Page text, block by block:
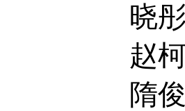
晓
赵
隋